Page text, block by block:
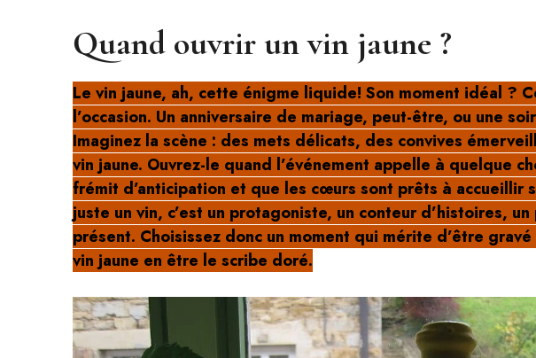
Quand ouvrir un vin jaune ?
Le vin jaune, ah, cette énigme liquide! Son moment idéal ?
l’occasion. Un anniversaire de mariage, peut-être, ou une
Imaginez la scène : des mets délicats, des convives
vin jaune. Ouvrez-le quand l’événement appelle à quelque
frémit d’anticipation et que les cœurs sont prêts à accueillir
juste un vin, c’est un protagoniste, un conteur d’histoires,
présent. Choisissez donc un moment qui mérite d’être
vin jaune en être le scribe doré.